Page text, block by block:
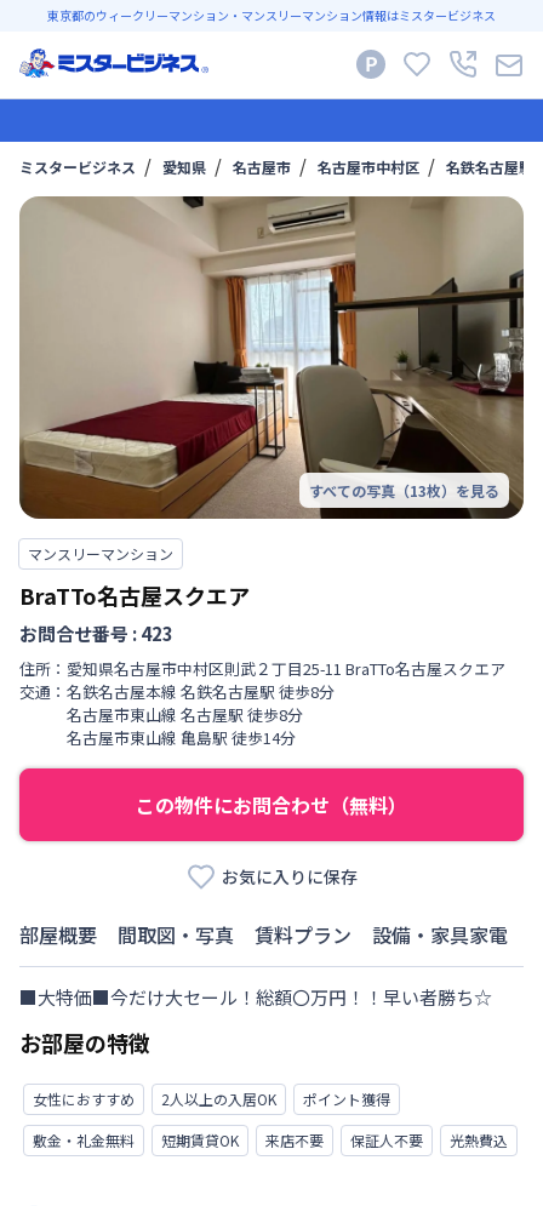
東京都のウィークリーマンション・マンスリーマンション情報はミスタービジネス
ミスタービジネス 愛知県 名古屋市 名古屋市中村区 名鉄名古屋駅
すべての写真（13枚）を見る
マンスリーマンション
BraTTo名古屋スクエア
お問合せ番号 :423
住所： 愛知県名古屋市中村区則武２丁目25-11 BraTTo名古屋スクエア
交通： 名鉄名古屋本線 名鉄名古屋駅 徒歩8分
名古屋市東山線 名古屋駅 徒歩8分
名古屋市東山線 亀島駅 徒歩14分
この物件にお問合わせ（無料）
お気に入りに保存
部屋概要 間取図・写真 賃料プラン 設備・家具家電
■大特価■今だけ大セール！総額〇万円！！早い者勝ち☆
お部屋の特徴
女性におすすめ 2人以上の入居OK
ポイント獲得
敷金・礼金無料
短期賃貸OK 来店不要 保証人不要 光熱費込